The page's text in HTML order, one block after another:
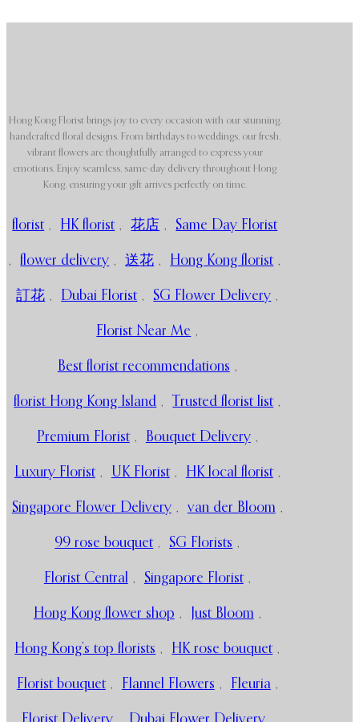
Hong Kong Florist brings joy to every occasion with our stunning,
handcrafted floral designs. From birthdays to weddings, our fresh,
vibrant flowers are thoughtfully arranged to express your
emotions. Enjoy seamless, same-day delivery throughout Hong
Kong, ensuring your gift arrives perfectly on time.
florist , HK florist , 花店 , Same Day Florist
, flower delivery , 送花 , Hong Kong florist ,
訂花 , Dubai Florist , SG Flower Delivery ,
Florist Near Me ,
Best florist recommendations ,
florist Hong Kong Island , Trusted florist list ,
Premium Florist , Bouquet Delivery ,
Luxury Florist , UK Florist , HK local florist ,
Singapore Flower Delivery , van der Bloom ,
99 rose bouquet , SG Florists ,
Florist Central , Singapore Florist ,
Hong Kong flower shop , Just Bloom ,
Hong Kong’s top florists , HK rose bouquet ,
Florist bouquet , Flannel Flowers , Fleuria ,